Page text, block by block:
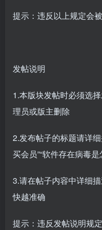
提示：违反以上规定会
发帖说明
1.本版块发帖时必须选
理员或版主删除
2.发布帖子的标题请详
买会员”“软件存在病毒
3.请在帖子内容中详细
快越准确
提示：违反发帖说明规